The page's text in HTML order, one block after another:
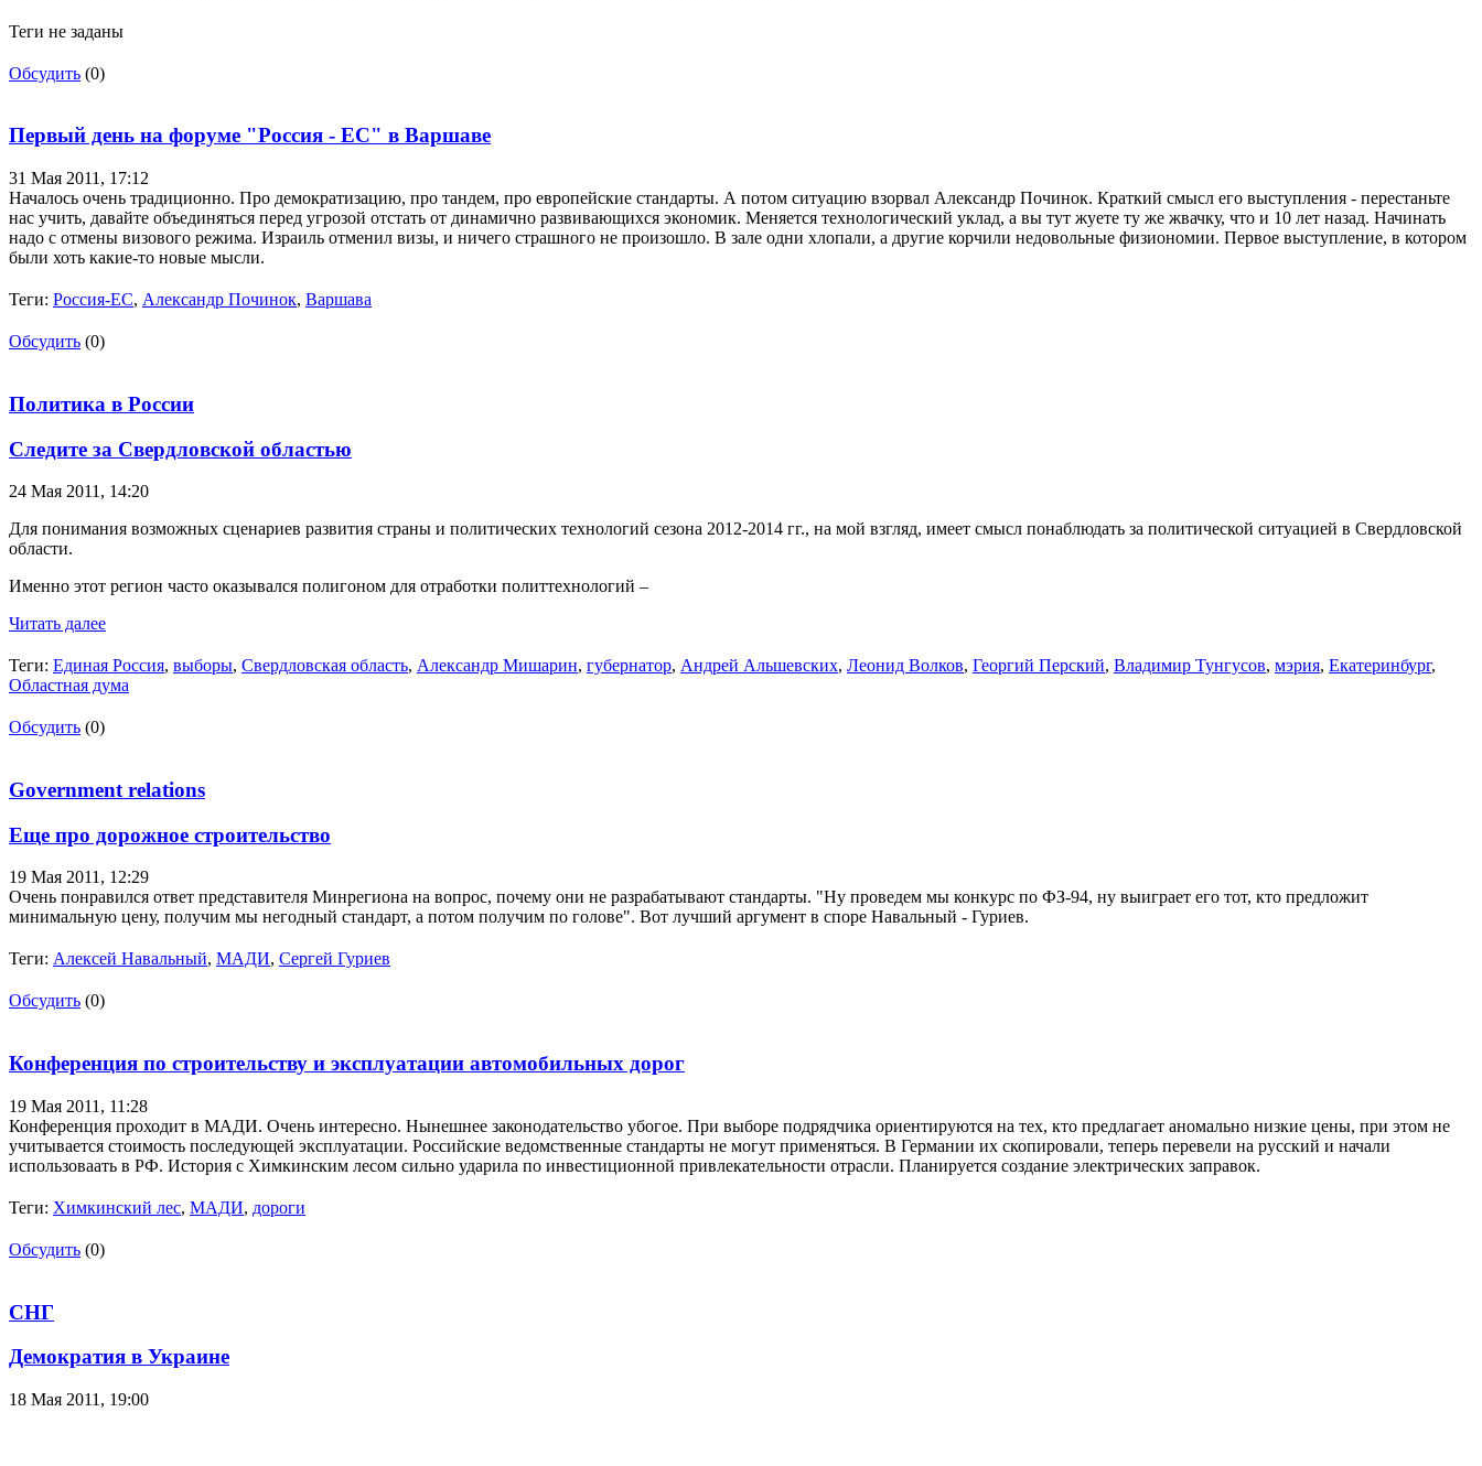
Теги не заданы
Обсудить (0)
Первый день на форуме "Россия - ЕС" в Варшаве
31 Мая 2011, 17:12
Началось очень традиционно. Про демократизацию, про тандем, про европейские стандарты. А потом ситуацию взорвал Александр Починок. Краткий смысл его выступления - перестаньте
нас учить, давайте объединяться перед угрозой отстать от динамично развивающихся экономик. Меняется технологический уклад, а вы тут жуете ту же жвачку, что и 10 лет назад. Начинать
надо с отмены визового режима. Израиль отменил визы, и ничего страшного не произошло. В зале одни хлопали, а другие корчили недовольные физиономии. Первое выступление, в котором
были хоть какие-то новые мысли.
Теги: Россия-ЕС, Александр Починок, Варшава
Обсудить (0)
Политика в России
Следите за Свердловской областью
24 Мая 2011, 14:20
Для понимания возможных сценариев развития страны и политических технологий сезона 2012-2014 гг., на мой взгляд, имеет смысл понаблюдать за политической ситуацией в Свердловской
области.
Именно этот регион часто оказывался полигоном для отработки политтехнологий –
Читать далее
Теги: Единая Россия, выборы, Свердловская область, Александр Мишарин, губернатор, Андрей Альшевских, Леонид Волков, Георгий Перский, Владимир Тунгусов, мэрия, Екатеринбург,
Областная дума
Обсудить (0)
Government relations
Еще про дорожное строительство
19 Мая 2011, 12:29
Очень понравился ответ представителя Минрегиона на вопрос, почему они не разрабатывают стандарты. "Ну проведем мы конкурс по ФЗ-94, ну выиграет его тот, кто предложит
минимальную цену, получим мы негодный стандарт, а потом получим по голове". Вот лучший аргумент в споре Навальный - Гуриев.
Теги: Алексей Навальный, МАДИ, Сергей Гуриев
Обсудить (0)
Конференция по строительству и эксплуатации автомобильных дорог
19 Мая 2011, 11:28
Конференция проходит в МАДИ. Очень интересно. Нынешнее законодательство убогое. При выборе подрядчика ориентируются на тех, кто предлагает аномально низкие цены, при этом не
учитывается стоимость последующей эксплуатации. Российские ведомственные стандарты не могут применяться. В Германии их скопировали, теперь перевели на русский и начали
использоваать в РФ. История с Химкинским лесом сильно ударила по инвестиционной привлекательности отрасли. Планируется создание электрических заправок.
Теги: Химкинский лес, МАДИ, дороги
Обсудить (0)
СНГ
Демократия в Украине
18 Мая 2011, 19:00